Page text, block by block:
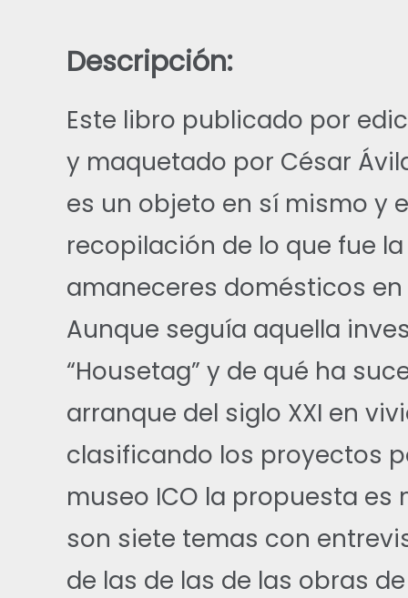
Descripción:
Este libro publicado por
y maquetado por César
es un objeto en sí mismo y
recopilación de lo que fue
amaneceres domésticos en
Aunque seguía aquella
“Housetag” y de qué ha
arranque del siglo XXI en
clasificando los proyectos
museo ICO la propuesta es
son siete temas con
de las de las de las obras